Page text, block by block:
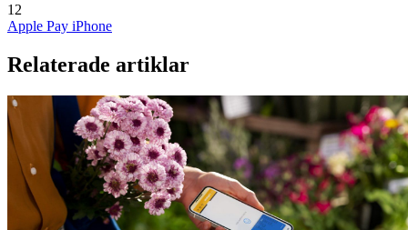
12
Apple Pay iPhone
Relaterade artiklar